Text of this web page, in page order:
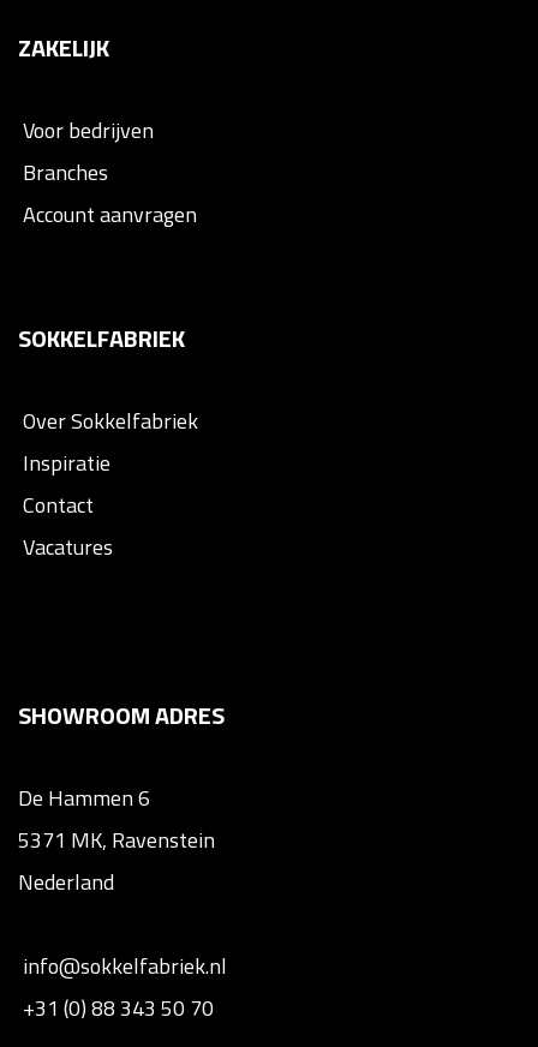
ZAKELIJK
Voor bedrijven
Branches
Account aanvragen
SOKKELFABRIEK
Over Sokkelfabriek
Inspiratie
Contact
Vacatures
SHOWROOM ADRES
De Hammen 6
5371 MK, Ravenstein
Nederland
info@sokkelfabriek.nl
+31 (0) 88 343 50 70